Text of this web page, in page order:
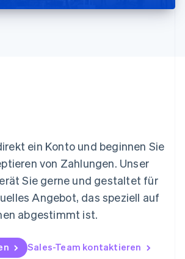
ein Konto und beginnen Sie
von Zahlungen. Unser
Sie gerne und gestaltet für
Angebot, das speziell auf
abgestimmt ist.
Sales-Team kontaktieren